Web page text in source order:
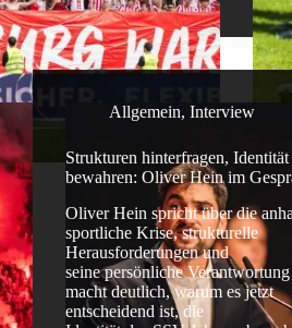
Allgemein,Interview
Strukturen hinterfragen, Identität
bewahren: Oliver Hein im
Oliver Hein spricht über die
sportliche Krise, strukturelle
Herausforderungen und
seine persönliche
macht deutlich, warum es jetzt
entscheidend ist, die